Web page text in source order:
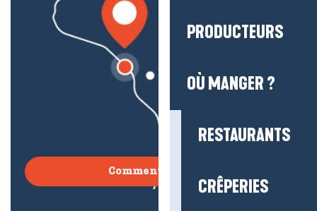
PRODUCTEURS
OÙ MANGER ?
RESTAURANTS
CRÊPERIES
Comment venir ?